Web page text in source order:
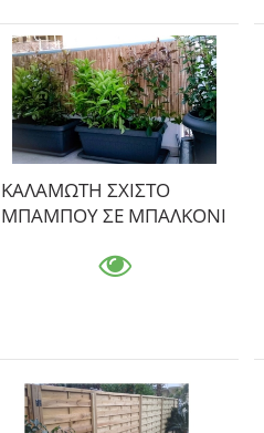
ΚΑΛΑΜΩΤΗ ΣΧΙΣΤΟ
ΜΠΑΜΠΟΥ ΣΕ ΜΠΑΛΚΟΝΙ